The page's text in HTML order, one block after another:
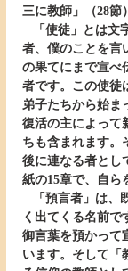
三に教師」（28節
者、僕のことを言
の果てにまで宣べ
者です。この使徒
弟子たちから始ま
復活の主によって
ちも含まれます。
後に連なる者とし
紙の15章で、自ら
く出てくる名前で
御言葉を預かって
います。そして「